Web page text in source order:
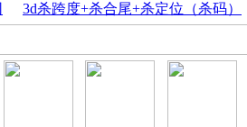
3d杀跨度+杀合尾+杀定位（杀码）